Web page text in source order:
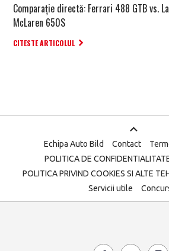
Comparație directă: Ferrari 488 GTB vs.
McLaren 650S
CITESTE ARTICOLUL
Echipa Auto Bild Contact
POLITICA DE
POLITICA PRIVIND COOKIES SI ALTE
Servicii utile